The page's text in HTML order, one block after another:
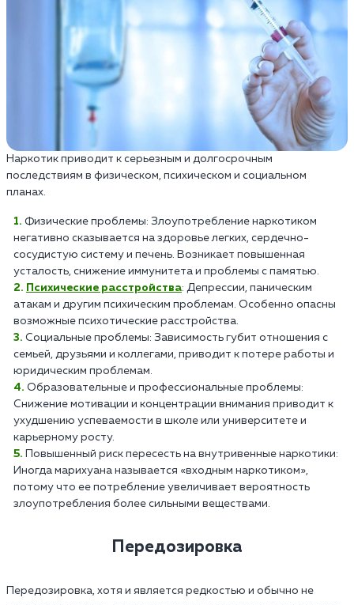
Наркотик приводит к серьезным и долгосрочным
последствиям в физическом, психическом и социальном
планах.
Физические проблемы: Злоупотребление наркотиком
негативно сказывается на здоровье легких, сердечно-
сосудистую систему и печень. Возникает повышенная
усталость, снижение иммунитета и проблемы с памятью.
Психические расстройства: Депрессии, паническим
атакам и другим психическим проблемам. Особенно опасны
возможные психотические расстройства.
Социальные проблемы: Зависимость губит отношения с
семьей, друзьями и коллегами, приводит к потере работы и
юридическим проблемам.
Образовательные и профессиональные проблемы:
Снижение мотивации и концентрации внимания приводит к
ухудшению успеваемости в школе или университете и
карьерному росту.
Повышенный риск пересесть на внутривенные наркотики:
Иногда марихуана называется «входным наркотиком»,
потому что ее потребление увеличивает вероятность
злоупотребления более сильными веществами.
Передозировка
Передозировка, хотя и является редкостью и обычно не